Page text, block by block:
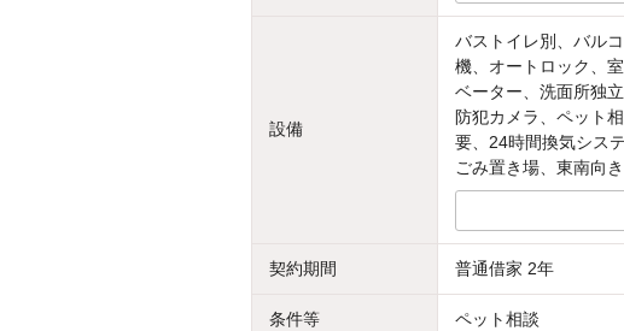
設備
バストイレ別、バル
機、オートロック、
ベーター、洗面所独
防犯カメラ、ペット
要、24時間換気シス
ごみ置き場、東南向
契約期間 普通借家 2年
条件等 ペット相談